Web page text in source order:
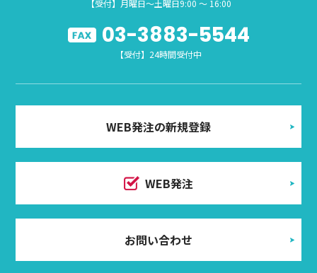
【受付】月曜日～土曜日9:00 ～ 16:00
03-3883-5544
【受付】24時間受付中
WEB発注の新規登録
WEB発注
お問い合わせ